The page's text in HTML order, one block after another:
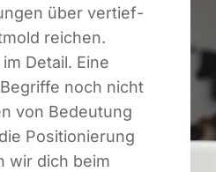
über ver­tief­
rei­chen.
Detail. Eine
noch nicht
von Bedeu­tung
Posi­tio­nie­rung
wir dich beim